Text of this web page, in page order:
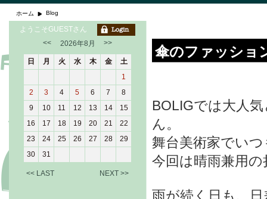
ホーム Blog
傘のファッショ
BOLIGでは大人
ん。
舞台美術家でい
今回は晴雨兼用
雨が続く日も、
ようこそGUESTさん
<<
2026年8月 >>
日 月 火 水 木 金
土
1
2
3 4 5 6 7
8
9
10 11 12 13 14
15
16
17 18 19 20 21
22
23
24 25 26 27 28
29
30
31
<< LAST NEXT >>